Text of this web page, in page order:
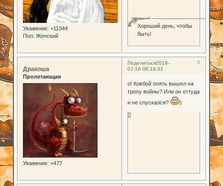
Уважение: +11344
Пол: Женский
Хороший день, чтобы
быть!
Поделиться 8
2018-
07-16 08:16:32
Дракоша
Пролетающая
Уважение: +477
о! Ковбой опять вышел на
тропу войны? Или он оттуда
и не спускался?
)
0